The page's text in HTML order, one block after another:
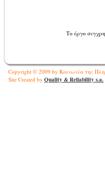
Το έργο
Copyright © 2009 by Κοινωνία της
Site Created by Quality & Reliability s.a.